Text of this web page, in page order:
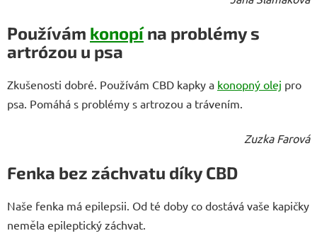
Používám konopína problémy s
artrózou u psa
Zkušenosti dobré. Používám CBD kapky a konopný olej pro
psa. Pomáhá s problémy s artrozou a trávením.
Zuzka Farová
Fenka bez záchvatu díky CBD
Naše fenka má epilepsii. Od té doby co dostává vaše kapičky
neměla epileptický záchvat.